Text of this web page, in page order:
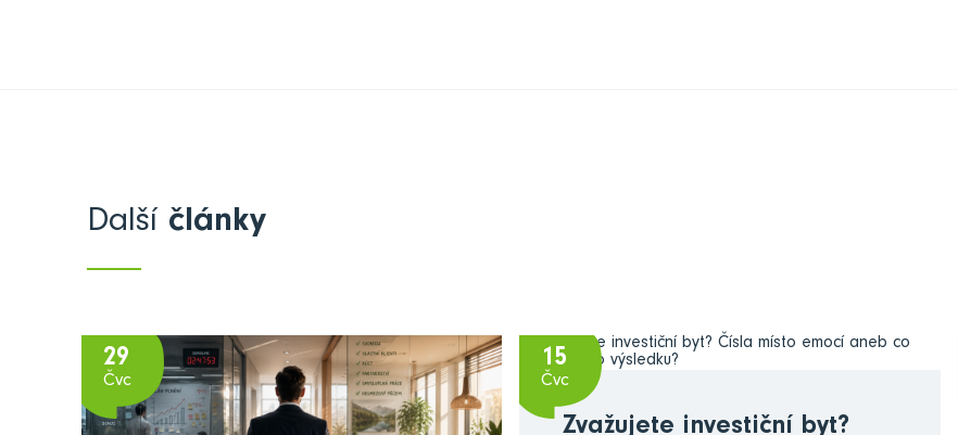
Další články
29
Čvc
15
Čvc
Zvažujete investiční byt?